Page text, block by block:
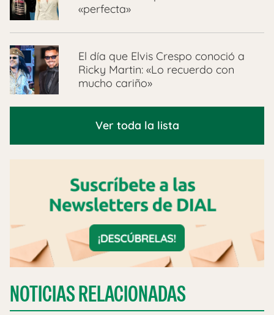
«perfecta»
El día que Elvis Crespo conoció a
Ricky Martin: «Lo recuerdo con
mucho cariño»
Ver toda la lista
NOTICIAS RELACIONADAS